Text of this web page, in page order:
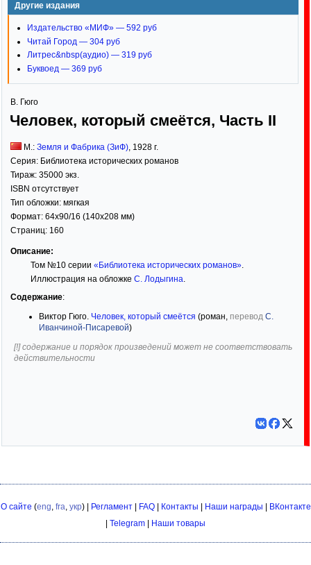
Другие издания
Издательство «МИФ» — 592 руб
Читай Город — 304 руб
Литрес&nbsp(аудио) — 319 руб
Буквоед — 369 руб
В. Гюго
Человек, который смеётся, Часть II
М.: Земля и Фабрика (ЗиФ), 1928 г.
Серия: Библиотека исторических романов
Тираж: 35000 экз.
ISBN отсутствует
Тип обложки: мягкая
Формат: 64x90/16 (140x208 мм)
Страниц: 160
Описание:
Том №10 серии «Библиотека исторических романов».
Иллюстрация на обложке С. Лодыгина.
Содержание:
Виктор Гюго. Человек, который смеётся (роман, перевод С.
Иванчиной-Писаревой)
[!] содержание и порядок произведений может не соответствовать
действительности
О сайте (eng, fra, укр) | Регламент| FAQ| Контакты Наши награды
ВКонтакте
Telegram Наши товары